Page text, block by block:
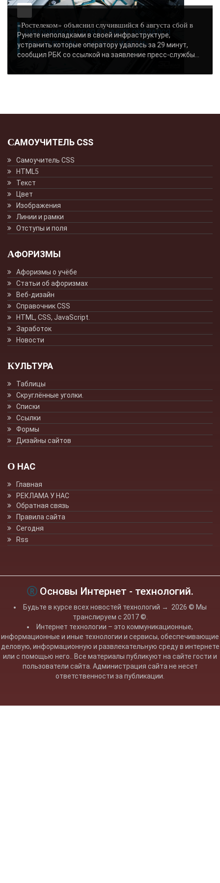
ВИНОВНИКОМ СБОЯ В РУНЕТЕ ОКАЗАЛСЯ
«РОСТЕЛЕКОМ» - «НОВОСТИ СЕТИ»..
«Ростелеком» объяснил случившийся 6 августа сбой в
Рунете неполадками в своей инфраструктуре,
устранить которые оператору удалось за 29 минут,
сообщил РБК со ссылкой на заявление пресс-службы...
САМОУЧИТЕЛЬ CSS
Самоучитель CSS
HTML5
Текст
Цвет
Изображения
Линии и рамки
Отступы и поля
АФОРИЗМЫ
Афоризмы о учёбе
Статьи об афоризмах
Веб-дизайн
Справочник CSS
HTML, CSS, JavaScript.
Заработок
Новости
КУЛЬТУРА
Таблицы
Скруглённые уголки.
Списки
Ссылки
Формы
Дизайны сайтов
О НАС
Главная
РЕКЛАМА У НАС
Обратная связь
Правила сайта
Сегодня
Rss
Основы Интернет - технологий.
Будьте в курсе всех новостей технологий → 2026 © Мы
транслируем с 2017 ©.
Интернет технологии – это коммуникационные,
информационные и иные технологии и сервисы, обеспечивающие
деловую, информационную и развлекательную среду в интернете
или с помощью него.. Все материалы публикуют на сайте гости и
пользователи сайта. Администрация сайта не несет
ответственности за публикации.